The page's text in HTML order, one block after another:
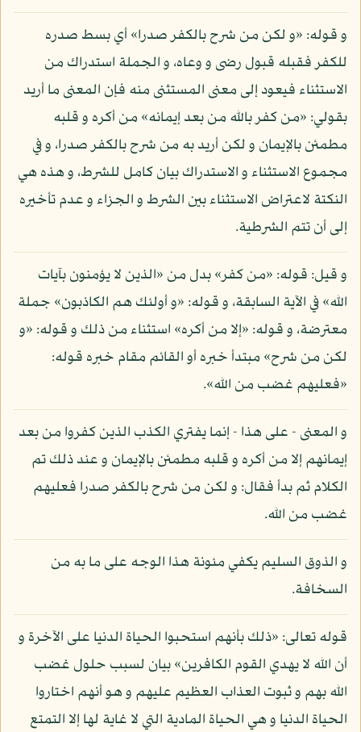
و قوله: «و لكن من شرح بالكفر صدرا» أي بسط صدره
للكفر فقبله قبول رضى و وعاه، و الجملة استدراك من
الاستثناء فيعود إلى معنى المستثنى منه فإن المعنى ما أريد
بقولي: «من كفر بالله من بعد إيمانه» من أكره و قلبه
مطمئن بالإيمان و لكن أريد به من شرح بالكفر صدرا، و في
مجموع الاستثناء و الاستدراك بيان كامل للشرط، و هذه هي
النكتة لاعتراض الاستثناء بين الشرط و الجزاء و عدم تأخيره
إلى أن تتم الشرطية.
و قيل: قوله: «من كفر» بدل من «الذين لا يؤمنون بآيات
الله» في الآية السابقة، و قوله: «و أولئك هم الكاذبون» جملة
معترضة، و قوله: «إلا من أكره» استثناء من ذلك و قوله: «و
لكن من شرح» مبتدأ خبره أو القائم مقام خبره قوله:
«فعليهم غضب من الله».
و المعنى - على هذا - إنما يفتري الكذب الذين كفروا من بعد
إيمانهم إلا من أكره و قلبه مطمئن بالإيمان و عند ذلك تم
الكلام ثم بدأ فقال: و لكن من شرح بالكفر صدرا فعليهم
غضب من الله.
و الذوق السليم يكفي مئونة هذا الوجه على ما به من
السخافة.
قوله تعالى: «ذلك بأنهم استحبوا الحياة الدنيا على الآخرة و
أن الله لا يهدي القوم الكافرين» بيان لسبب حلول غضب
الله بهم و ثبوت العذاب العظيم عليهم و هو أنهم اختاروا
الحياة الدنيا و هي الحياة المادية التي لا غاية لها إلا التمتع